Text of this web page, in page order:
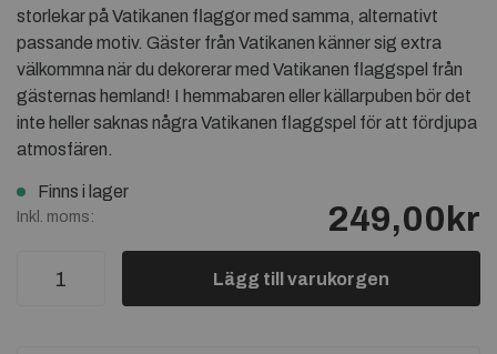
storlekar på Vatikanen flaggor med samma, alternativt
passande motiv. Gäster från Vatikanen känner sig extra
välkommna när du dekorerar med Vatikanen flaggspel från
gästernas hemland! I hemmabaren eller källarpuben bör det
inte heller saknas några Vatikanen flaggspel för att fördjupa
atmosfären.
Finns i lager
Inkl. moms: 249,00kr
Lägg till varukorgen